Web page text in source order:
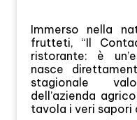
Immerso nella
frutteti, “Il
ristorante: è
nasce
stagionale
dell’azienda
tavola i veri sapori